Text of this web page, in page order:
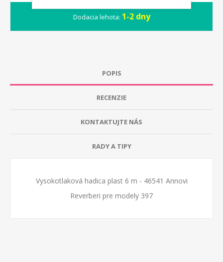
Dodacia lehota: 1-2 dny
POPIS
RECENZIE
KONTAKTUJTE NÁS
RADY A TIPY
Vysokotlaková hadica plast 6 m - 46541 Annovi
Reverberi pre modely 397